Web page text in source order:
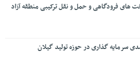
های فرودگاهی و حمل و نقل ترکیبی منطقه آزاد